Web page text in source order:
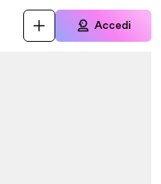
Accedi